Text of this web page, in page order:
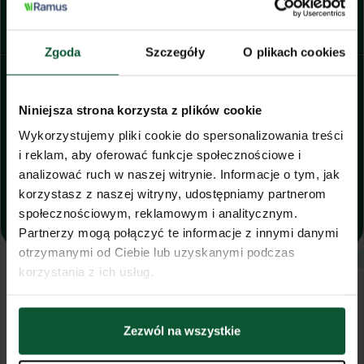
Zgoda Szczegóły O plikach cookies
Niniejsza strona korzysta z plików cookie
Wykorzystujemy pliki cookie do spersonalizowania treści
i reklam, aby oferować funkcje społecznościowe i
analizować ruch w naszej witrynie. Informacje o tym, jak
korzystasz z naszej witryny, udostępniamy partnerom
społecznościowym, reklamowym i analitycznym.
Partnerzy mogą połączyć te informacje z innymi danymi
otrzymanymi od Ciebie lub uzyskanymi podczas
korzystania z ich usług.
Zezwól na wszystkie
Zapisz się na Kurs
Liczba miejsc ograniczona
Promocyjna cena tylko przy
zapisie teraz
Rezerwuję miejsce za 240 zł
Będziesz na liście osób zainteresowanych
Jeszcze się zastanawiasz? Zostaw
dane, a wyślemy Ci więcej informacji.
To do niczego nie zobowiązuje